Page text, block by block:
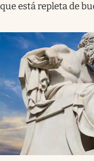
que está repleta de